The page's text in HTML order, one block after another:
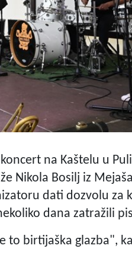
na Kaštelu u
Nikola Bosilj iz
dati dozvolu za
dana zatražili
birtijaška glazba",